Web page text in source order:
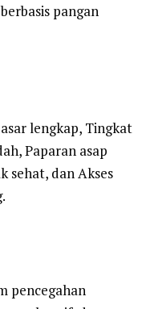
pangan
lengkap, Tingkat
Paparan asap
sehat, dan Akses
pencegahan